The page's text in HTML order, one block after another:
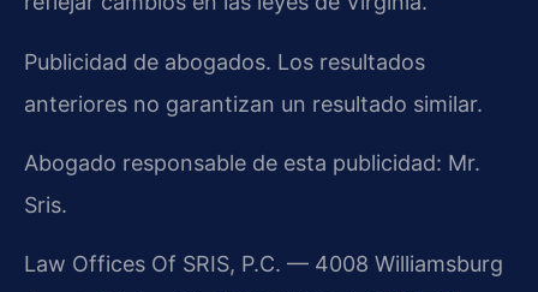
Publicidad de abogados. Los resultados
anteriores no garantizan un resultado similar.
Abogado responsable de esta publicidad: Mr.
Sris.
Law Offices Of SRIS, P.C. — 4008 Williamsburg